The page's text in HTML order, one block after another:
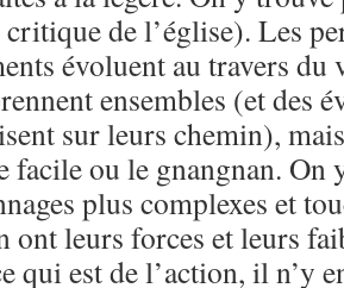
de l’église). Les
évoluent au travers du
ensembles (et des
sur leurs chemin),
facile ou le gnangnan. On
plus complexes et
ont leurs forces et leurs
qui est de l’action, il n’y